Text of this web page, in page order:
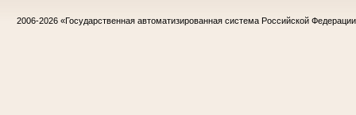
2006-2026 «Государственная автоматизированная система Российской